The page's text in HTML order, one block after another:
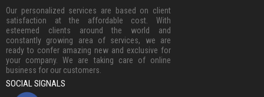
Our personalized services are based on client
satisfaction at the affordable cost. With
esteemed clients around the world and
constantly growing area of services, we are
ready to confer amazing new and exclusive for
your company. We are taking care of online
business for our customers.
SOCIAL SIGNALS